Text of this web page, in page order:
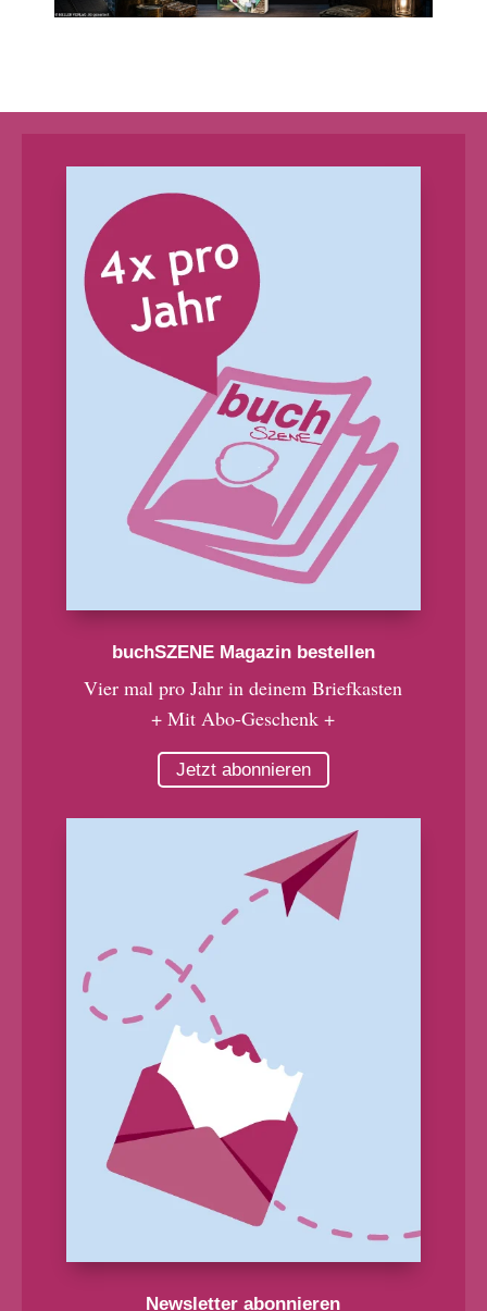
buchSZENE Magazin bestellen
Vier mal pro Jahr in deinem Briefkasten
+ Mit Abo-Geschenk +
Jetzt abonnieren
Newsletter abonnieren